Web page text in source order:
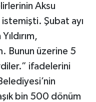
Aksu
Şubat ayı
Bunun üzerine 5
ifadelerini
bin 500 dönüm